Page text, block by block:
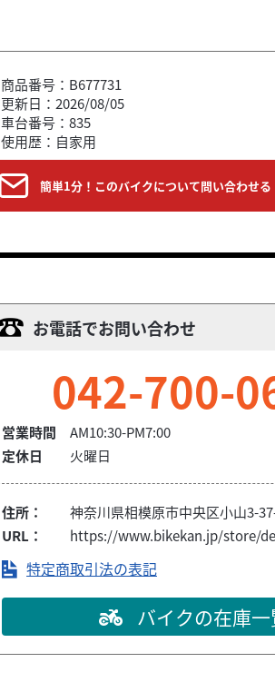
商品番号：B677731
更新日：2026/08/05
車台番号：835
使用歴：自家用
簡単1分！このバイクについて問い合わせる
お電話でお問い合わせ
042-700-
営業時間
AM10:30-PM7:00
定休日
火曜日
住所：
神奈川県相模原市中央区小山3-
URL：
https://www.bikekan.jp/store/
特定商取引法の表記
バイクの在庫一